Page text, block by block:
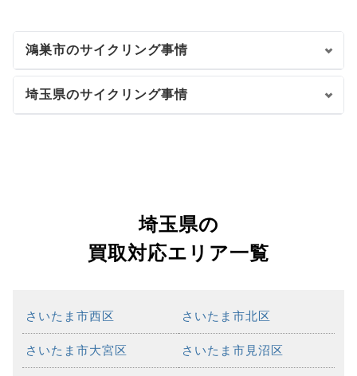
鴻巣市のサイクリング事情
埼玉県のサイクリング事情
埼玉県の
買取対応エリア一覧
さいたま市西区 さいたま市北区
さいたま市大宮区 さいたま市見沼区